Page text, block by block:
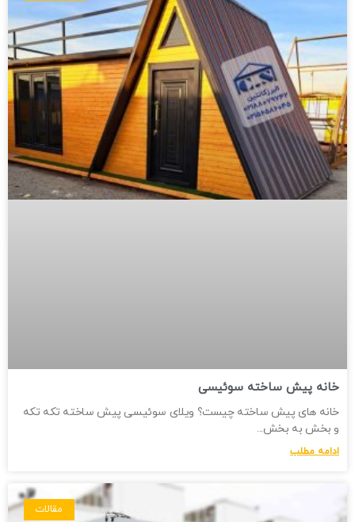
خانه پیش ساخته سوئیسی
خانه های پیش ساخته چیست؟ ویلای سوئیسی پیش ساخته تکه تکه
و بخش به بخش
ادامه مطلب
مقالات